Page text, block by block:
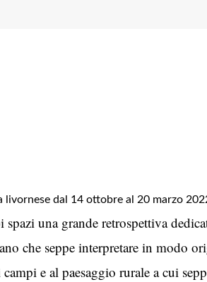
dal 14 ottobre al 20 marzo
una grande retrospettiva
che seppe interpretare in modo
e al paesaggio rurale a cui